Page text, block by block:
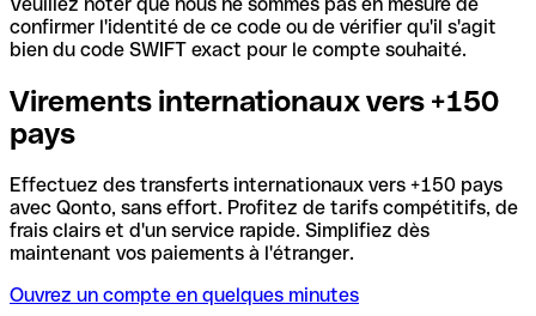
confirmer l'identité de ce code ou de vérifier qu'il s'agit
bien du code SWIFT exact pour le compte souhaité.
Virements internationaux vers +150
pays
Effectuez des transferts internationaux vers +150 pays
avec Qonto, sans effort. Profitez de tarifs compétitifs, de
frais clairs et d'un service rapide. Simplifiez dès
maintenant vos paiements à l'étranger.
Ouvrez un compte en quelques minutes